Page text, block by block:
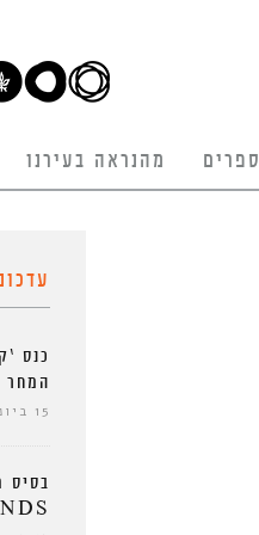
ספרים מהנראה בעירנו
המחר
15 ביוני 2026